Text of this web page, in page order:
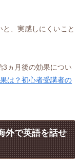
、実感しにくいこと
3ヵ月後の効果につい
は？初心者受講者の
外で英語を話せ